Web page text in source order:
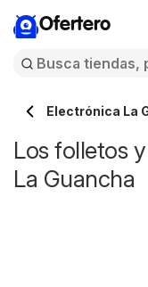
Ofertero
Electrónica La
Los folletos
La Guancha